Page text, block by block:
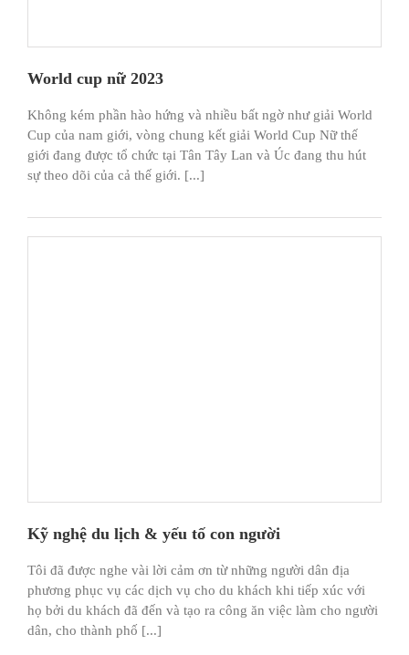
World cup nữ 2023
Không kém phần hào hứng và nhiều bất ngờ như giải World
Cup của nam giới, vòng chung kết giải World Cup Nữ thế
giới đang được tổ chức tại Tân Tây Lan và Úc đang thu hút
sự theo dõi của cả thế giới. [...]
Kỹ nghệ du lịch & yếu tố con người
Tôi đã được nghe vài lời cảm ơn từ những người dân địa
phương phục vụ các dịch vụ cho du khách khi tiếp xúc với
họ bởi du khách đã đến và tạo ra công ăn việc làm cho người
dân, cho thành phố [...]